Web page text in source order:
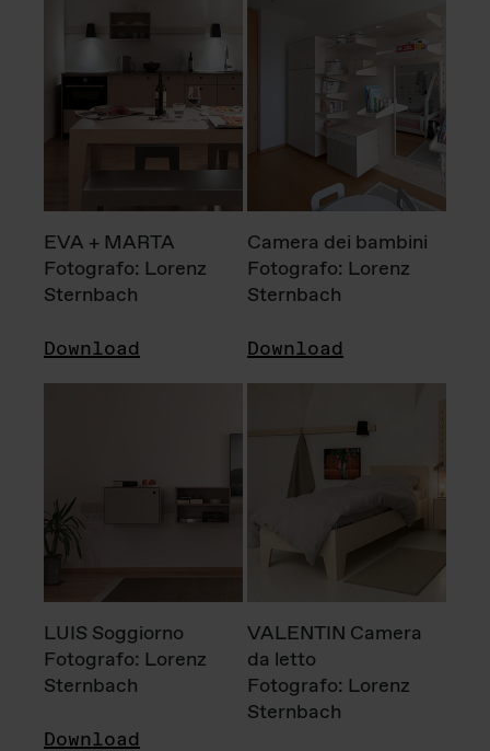
EVA + MARTA
Fotografo: Lorenz
Sternbach
Download
Camera dei bambini
Fotografo: Lorenz
Sternbach
Download
LUIS Soggiorno
Fotografo: Lorenz
Sternbach
Download
VALENTIN Camera
da letto
Fotografo: Lorenz
Sternbach